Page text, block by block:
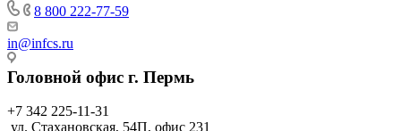
8 800 222-77-59
in@infcs.ru
Головной офис г. Пермь
+7 342 225-11-31
ул. Стахановская, 54П, офис 231